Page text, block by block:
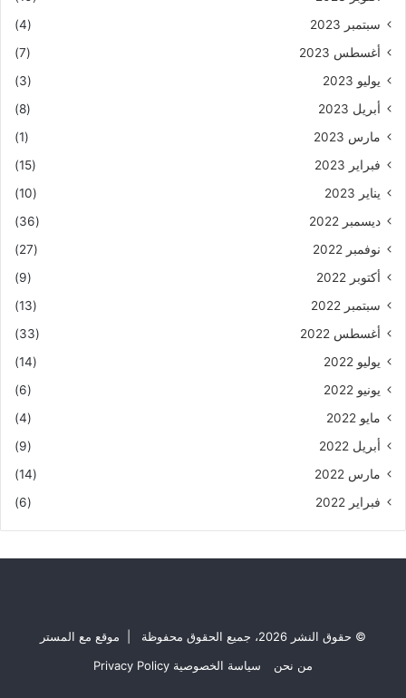
سبتمبر 2023
(4)
أغسطس 2023
(7)
يوليو 2023
(3)
أبريل 2023
(8)
مارس 2023
(1)
فبراير 2023
(15)
يناير 2023
(10)
ديسمبر 2022
(36)
نوفمبر 2022
(27)
أكتوبر 2022
(9)
سبتمبر 2022
(13)
أغسطس 2022
(33)
يوليو 2022
(14)
يونيو 2022
(6)
مايو 2022
(4)
أبريل 2022
(9)
مارس 2022
(14)
فبراير 2022
(6)
© حقوق النشر 2026، جميع الحقوق محفوظة | موقع مع المستر
من نحن
سياسة الخصوصية Privacy Policy